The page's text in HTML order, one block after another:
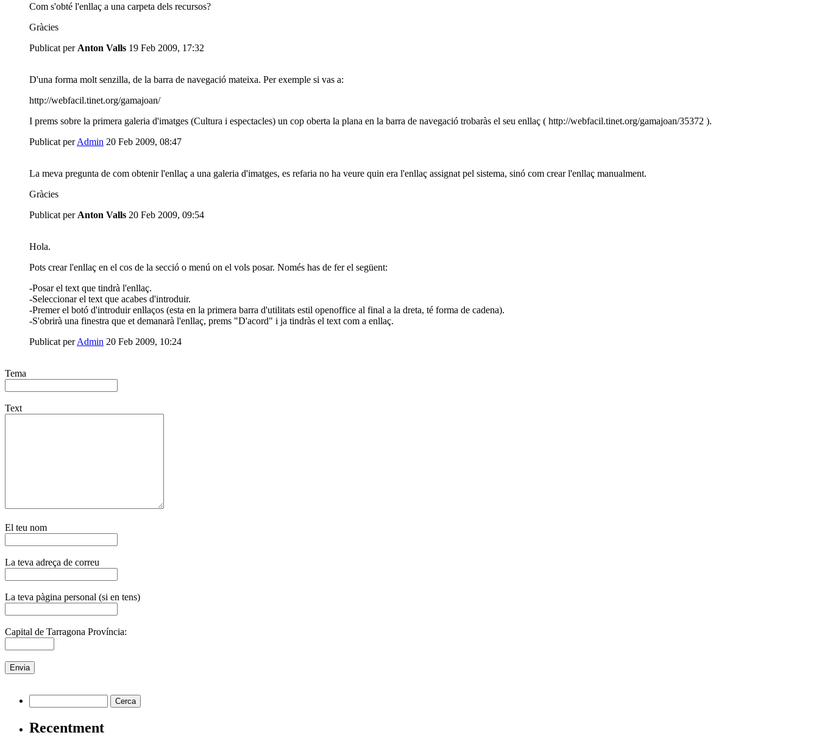
Com s'obté l'enllaç a una carpeta dels recursos?
Gràcies
Publicat per Anton Valls 19 Feb 2009, 17:32
D'una forma molt senzilla, de la barra de navegació mateixa. Per exemple si vas a:
http://webfacil.tinet.org/gamajoan/
I prems sobre la primera galeria d'imatges (Cultura i espectacles) un cop oberta la plana en la barra de navegació trobaràs el seu enllaç ( http://webfacil.tinet.org/gamajoan/35372 ).
Publicat perAdmin 20 Feb 2009, 08:47
La meva pregunta de com obtenir l'enllaç a una galeria d'imatges, es refaria no ha veure quin era l'enllaç assignat pel sistema, sinó com crear l'enllaç manualment.
Gràcies
Publicat per Anton Valls 20 Feb 2009, 09:54
Hola.
Pots crear l'enllaç en el cos de la secció o menú on el vols posar. Només has de fer el següent:
-Posar el text que tindrà l'enllaç.
-Seleccionar el text que acabes d'introduir.
-Premer el botó d'introduir enllaços (esta en la primera barra d'utilitats estil openoffice al final a la dreta, té forma de cadena).
-S'obrirà una finestra que et demanarà l'enllaç, prems "D'acord" i ja tindràs el text com a enllaç.
Publicat perAdmin 20 Feb 2009, 10:24
Tema
Text
El teu nom
La teva adreça de correu
La teva pàgina personal (si en tens)
Capital de Tarragona Província:
Recentment